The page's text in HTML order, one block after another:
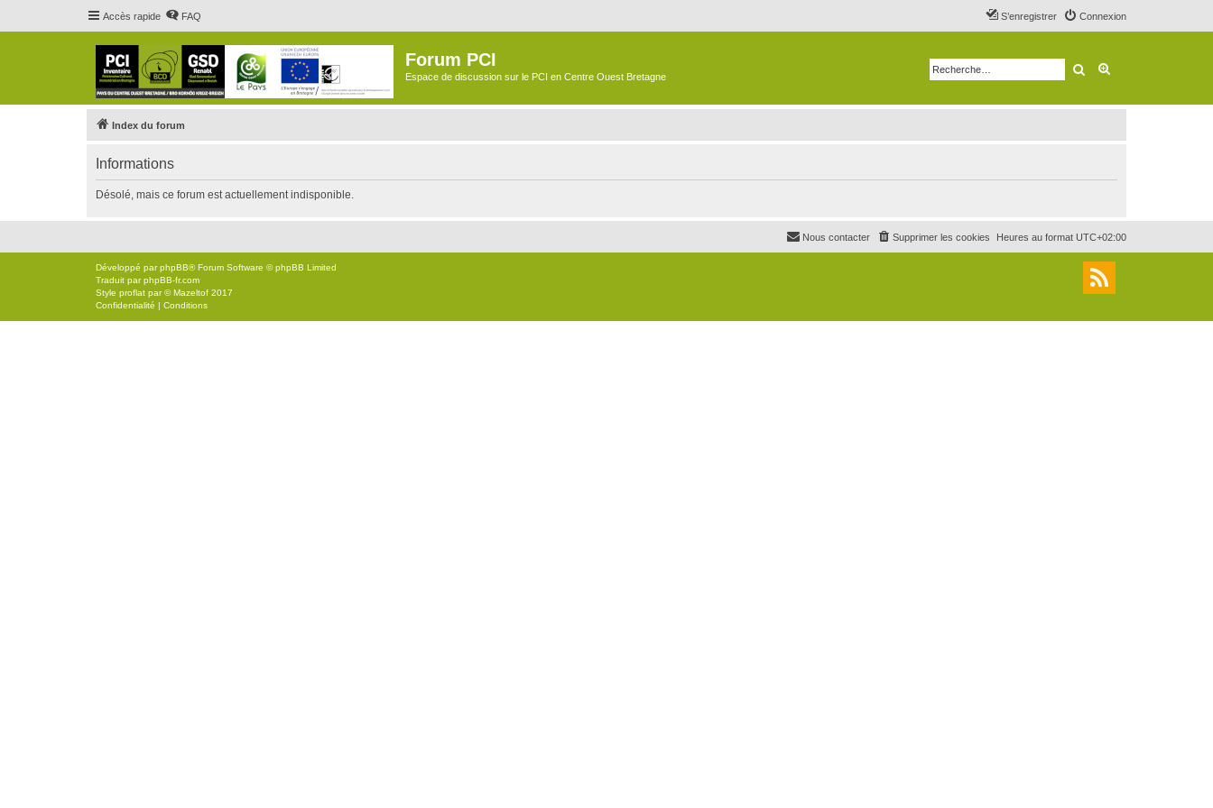
Accès rapide FAQ Connexion
S’enregistrer
Forum PCI
Espace de discussion sur le PCI en Centre Ouest Bretagne Rechercher
Index du forum
Informations
Désolé, mais ce forum est actuellement indisponible.
Heures au format UTC+02:00
Supprimer les cookies
Nous contacter
Développé parphpBB® Forum Software © phpBB Limited
Traduit parphpBB-fr.com
Style proflat par ©Mazeltof 2017
Confidentialité | Conditions